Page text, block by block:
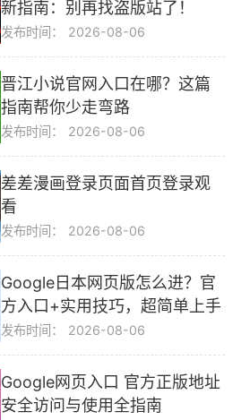
新指南：别再找盗版站了！
发布时间： 2026-08-06
晋江小说官网入口在哪？这篇
指南帮你少走弯路
发布时间： 2026-08-06
差差漫画登录页面首页登录观
看
发布时间： 2026-08-06
Google日本网页版怎么进？官
方入口+实用技巧，超简单上手
发布时间： 2026-08-06
Google网页入口 官方正版地址
安全访问与使用全指南